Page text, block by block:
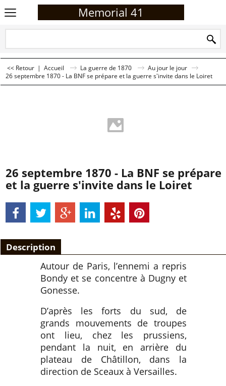
Memorial 41
<< Retour | Accueil La guerre de 1870
Au jour le jour
26 septembre 1870 - La BNF se prépare et la guerre s'invite dans le Loiret
26 septembre 1870 - La BNF se prépare
et la guerre s'invite dans le Loiret
Description
Autour de Paris, l’ennemi a repris
Bondy et se concentre à Dugny et
Gonesse.
D’après les forts du sud, de
grands mouvements de troupes
ont lieu, chez les prussiens,
pendant la nuit, en arrière du
plateau de Châtillon, dans la
direction de Sceaux à Versailles.